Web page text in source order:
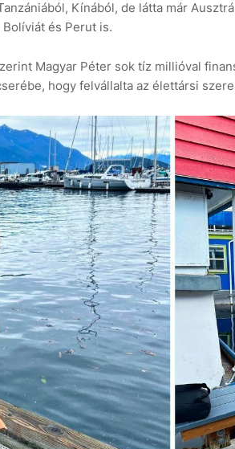
Kínából, de látta már
és Perut is.
Magyar Péter sok tíz millióval
hogy felvállalta az élettársi